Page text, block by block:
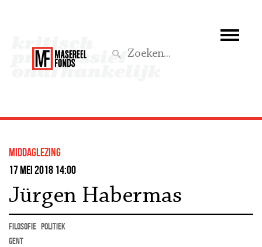
Wat we doen
Aktief
middaglezing
17 mei 2018 14:00
Jürgen Habermas
filosofie politiek
Gent